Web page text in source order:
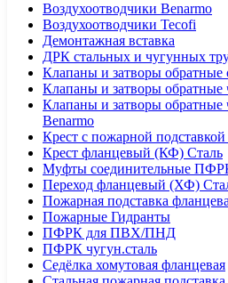
Воздухоотводчики Benarmo
Воздухоотводчики Tecofi
Демонтажная вставка
ДРК стальных и чугунных
Клапаны и затворы обратные
Клапаны и затворы обратные
Клапаны и затворы
Benarmo
Крест с пожарной
Крест фланцевый (КФ) Сталь
Муфты соединительные
Переход фланцевый (ХФ)
Пожарная подставка
Пожарные Гидранты
ПФРК для ПВХ/ПНД
ПФРК чугун.сталь
Седёлка хомутовая фланцевая